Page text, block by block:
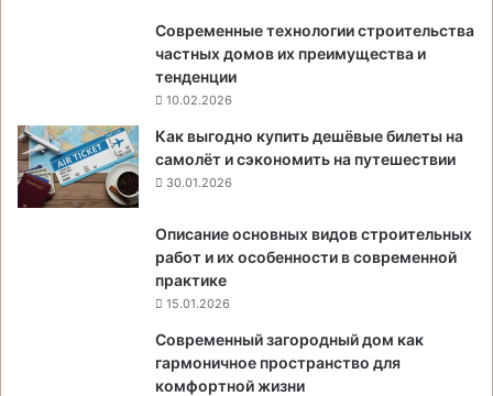
Современные технологии строительства
частных домов их преимущества и
тенденции
10.02.2026
Как выгодно купить дешёвые билеты на
самолёт и сэкономить на путешествии
30.01.2026
Описание основных видов строительных
работ и их особенности в современной
практике
15.01.2026
Современный загородный дом как
гармоничное пространство для
комфортной жизни